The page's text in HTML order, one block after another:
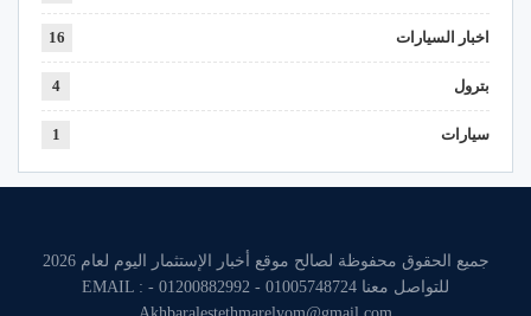
اخبار السيارات 16
بترول 4
سيارات 1
جميع الحقوق محفوظة لصالح موقع أخبار الإستثمار اليوم لعام 2026
للتواصل معنا 01005748724 - 01200882992 - EMAIL :